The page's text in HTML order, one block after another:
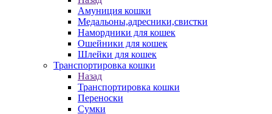
Амуниция кошки
Медальоны,адресники,свистки
Намордники для кошек
Ошейники для кошек
Шлейки для кошек
Транспортировка кошки
Назад
Транспортировка кошки
Переноски
Сумки